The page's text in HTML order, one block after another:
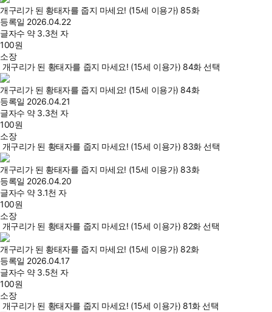
개구리가 된 황태자를 줍지 마세요! (15세 이용가) 85화
등록일 2026.04.22
글자수 약 3.3천 자
100원
소장
개구리가 된 황태자를 줍지 마세요! (15세 이용가) 84화 선택
개구리가 된 황태자를 줍지 마세요! (15세 이용가) 84화
등록일 2026.04.21
글자수 약 3.3천 자
100원
소장
개구리가 된 황태자를 줍지 마세요! (15세 이용가) 83화 선택
개구리가 된 황태자를 줍지 마세요! (15세 이용가) 83화
등록일 2026.04.20
글자수 약 3.1천 자
100원
소장
개구리가 된 황태자를 줍지 마세요! (15세 이용가) 82화 선택
개구리가 된 황태자를 줍지 마세요! (15세 이용가) 82화
등록일 2026.04.17
글자수 약 3.5천 자
100원
소장
개구리가 된 황태자를 줍지 마세요! (15세 이용가) 81화 선택